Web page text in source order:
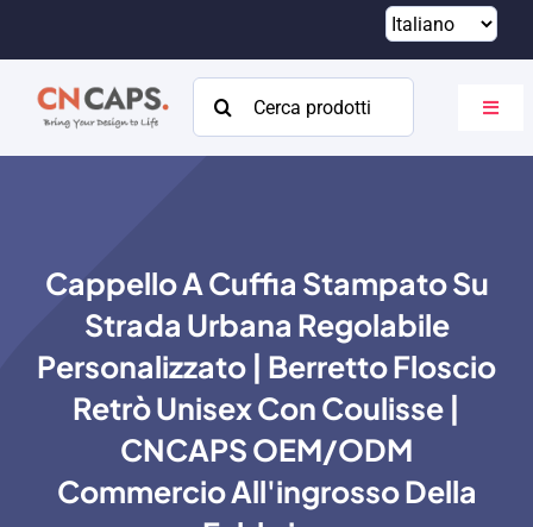
contenuto
Cercare:
Catalogare
Di
Risorse
Cappello A Cuffia Stampato Su
Strada Urbana Regolabile
Personalizzato | Berretto Floscio
Retrò Unisex Con Coulisse |
CNCAPS OEM/ODM
Commercio All'ingrosso Della